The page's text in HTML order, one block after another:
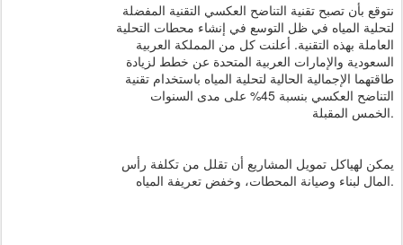
نتوقع بأن تصبح تقنية التناضح العكسي التقنية المفضلة
لتحلية المياه في ظل التوسع في إنشاء محطات التحلية
العاملة بهذه التقنية. أعلنت كل من المملكة العربية
السعودية والإمارات العربية المتحدة عن خطط لزيادة
طاقتهما الإجمالية الحالية لتحلية المياه باستخدام تقنية
التناضح العكسي بنسبة 45% على مدى السنوات
الخمس المقبلة.
يمكن لهياكل تمويل المشاريع أن تقلل من تكلفة رأس
المال لبناء وصيانة المحطات، وخفض تعريفة المياه.